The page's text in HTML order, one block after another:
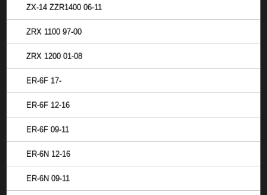
ZX-14 ZZR1400 06-11
ZRX 1100 97-00
ZRX 1200 01-08
ER-6F 17-
ER-6F 12-16
ER-6F 09-11
ER-6N 12-16
ER-6N 09-11